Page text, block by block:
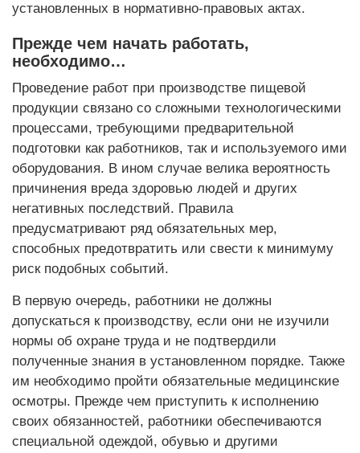
установленных в нормативно-правовых актах.
Прежде чем начать работать,
необходимо…
Проведение работ при производстве пищевой
продукции связано со сложными технологическими
процессами, требующими предварительной
подготовки как работников, так и используемого ими
оборудования. В ином случае велика вероятность
причинения вреда здоровью людей и других
негативных последствий. Правила
предусматривают ряд обязательных мер,
способных предотвратить или свести к минимуму
риск подобных событий.
В первую очередь, работники не должны
допускаться к производству, если они не изучили
нормы об охране труда и не подтвердили
полученные знания в установленном порядке. Также
им необходимо пройти обязательные медицинские
осмотры. Прежде чем приступить к исполнению
своих обязанностей, работники обеспечиваются
специальной одеждой, обувью и другими